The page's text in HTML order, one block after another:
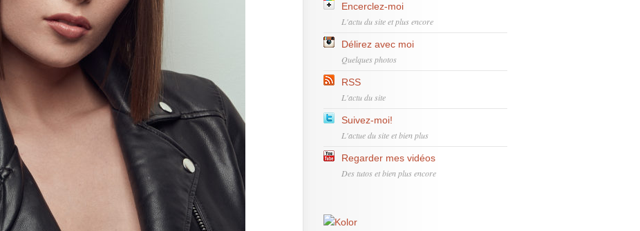
Encerclez-moi
L'actu du site et plus encore
Délirez avec moi
Quelques photos
RSS
L'actu du site
Suivez-moi!
L'actue du site et bien plus
Regarder mes vidéos
Des tutos et bien plus encore